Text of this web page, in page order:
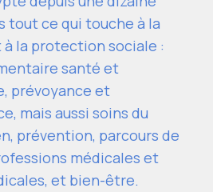
tout ce qui touche à la
la protection sociale :
santé et
prévoyance et
mais aussi soins du
prévention, parcours de
médicales et
et bien-être.